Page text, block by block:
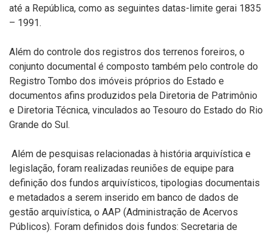
até a República, como as seguintes datas-limite gerai 1835
– 1991.
Além do controle dos registros dos terrenos foreiros, o
conjunto documental é composto também pelo controle do
Registro Tombo dos imóveis próprios do Estado e
documentos afins produzidos pela Diretoria de Patrimônio
e Diretoria Técnica, vinculados ao Tesouro do Estado do Rio
Grande do Sul.
Além de pesquisas relacionadas à história arquivística e
legislação, foram realizadas reuniões de equipe para
definição dos fundos arquivísticos, tipologias documentais
e metadados a serem inserido em banco de dados de
gestão arquivística, o AAP (Administração de Acervos
Públicos). Foram definidos dois fundos: Secretaria de